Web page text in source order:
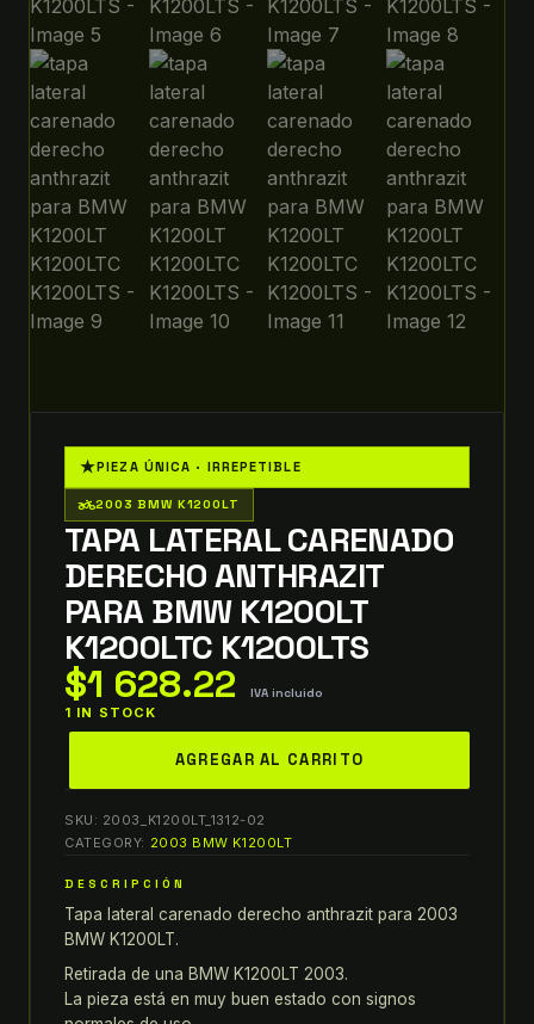
★PIEZA ÚNICA · IRREPETIBLE
two_wheeler2003 BMW K1200LT
TAPA LATERAL CARENADO
DERECHO ANTHRAZIT
PARA BMW K1200LT
K1200LTC K1200LTS
$1 628.22 IVA incluido
1 IN STOCK
derecho
para
BMW
K1200LT
K1200LTC
K1200LTS
AGREGAR AL CARRITO
SKU: 2003_K1200LT_1312-02
CATEGORY: 2003 BMW K1200LT
DESCRIPCIÓN
Tapa lateral carenado derecho anthrazit para 2003
BMW K1200LT.
Retirada de una BMW K1200LT 2003.
La pieza está en muy buen estado con signos